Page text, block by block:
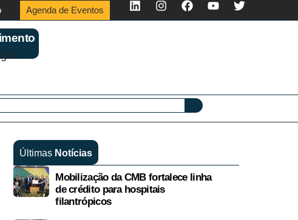
Agenda de Eventos
Últimas Notícias
Mobilização da CMB fortalece linha
de crédito para hospitais
filantrópicos